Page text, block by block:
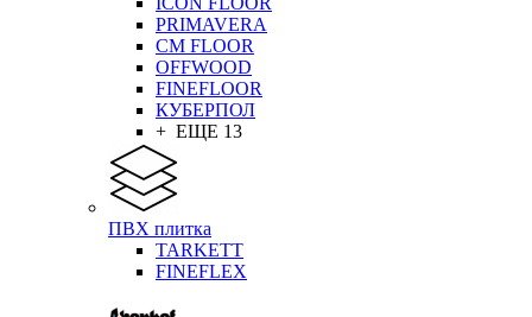
PRIMAVERA
CM FLOOR
OFFWOOD
FINEFLOOR
КУБЕРПОЛ
+ ЕЩЕ 13
ПВХ плитка
TARKETT
FINEFLEX